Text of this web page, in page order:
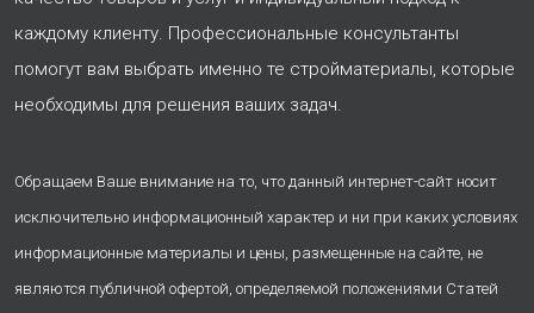
каждому клиенту. Профессиональные консультанты
помогут вам выбрать именно те стройматериалы, которые
необходимы для решения ваших задач.
Обращаем Ваше внимание на то, что данный интернет-сайт носит
исключительно информационный характер и ни при каких условиях
информационные материалы и цены, размещенные на сайте, не
являются публичной офертой, определяемой положениями Статей